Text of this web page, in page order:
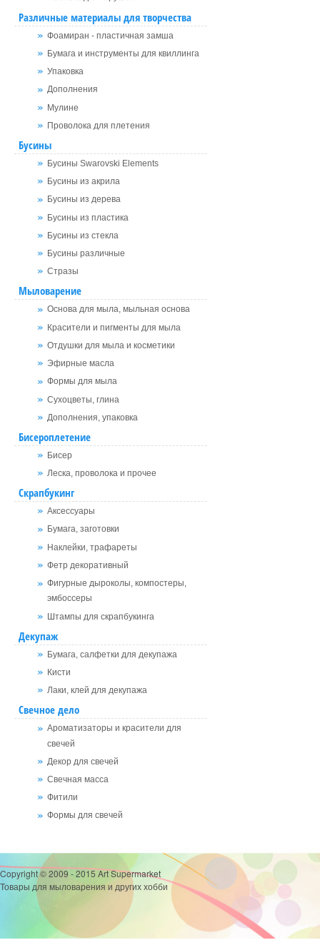
Различные материалы для творчества
Фоамиран - пластичная замша
Бумага и инструменты для квиллинга
Упаковка
Дополнения
Мулине
Проволока для плетения
Бусины
Бусины Swarovski Elements
Бусины из акрила
Бусины из дерева
Бусины из пластика
Бусины из стекла
Бусины различные
Стразы
Мыловарение
Основа для мыла, мыльная основа
Красители и пигменты для мыла
Отдушки для мыла и косметики
Эфирные масла
Формы для мыла
Сухоцветы, глина
Дополнения, упаковка
Бисероплетение
Бисер
Леска, проволока и прочее
Скрапбукинг
Аксессуары
Бумага, заготовки
Наклейки, трафареты
Фетр декоративный
Фигурные дыроколы, компостеры,
эмбоссеры
Штампы для скрапбукинга
Декупаж
Бумага, салфетки для декупажа
Кисти
Лаки, клей для декупажа
Свечное дело
Ароматизаторы и красители для
свечей
Декор для свечей
Свечная масса
Фитили
Формы для свечей
Copyright © 2009 - 2015 Art Supermarket
Товары для мыловарения и других хобби